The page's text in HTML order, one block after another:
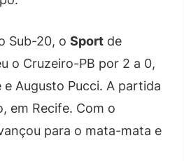
Sub-20, o Sport de
o Cruzeiro-PB por 2 a 0,
e Augusto Pucci. A partida
em Recife. Com o
para o mata-mata e